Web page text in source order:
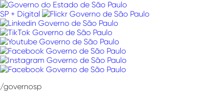
Pular
para
o
conteúdo
SP + Digital
/governosp